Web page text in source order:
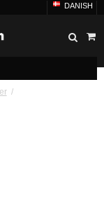
DANISH
/